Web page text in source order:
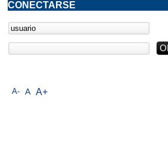
A- A A+
CONECTARSE